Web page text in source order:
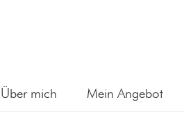
Über mich Mein Angebot